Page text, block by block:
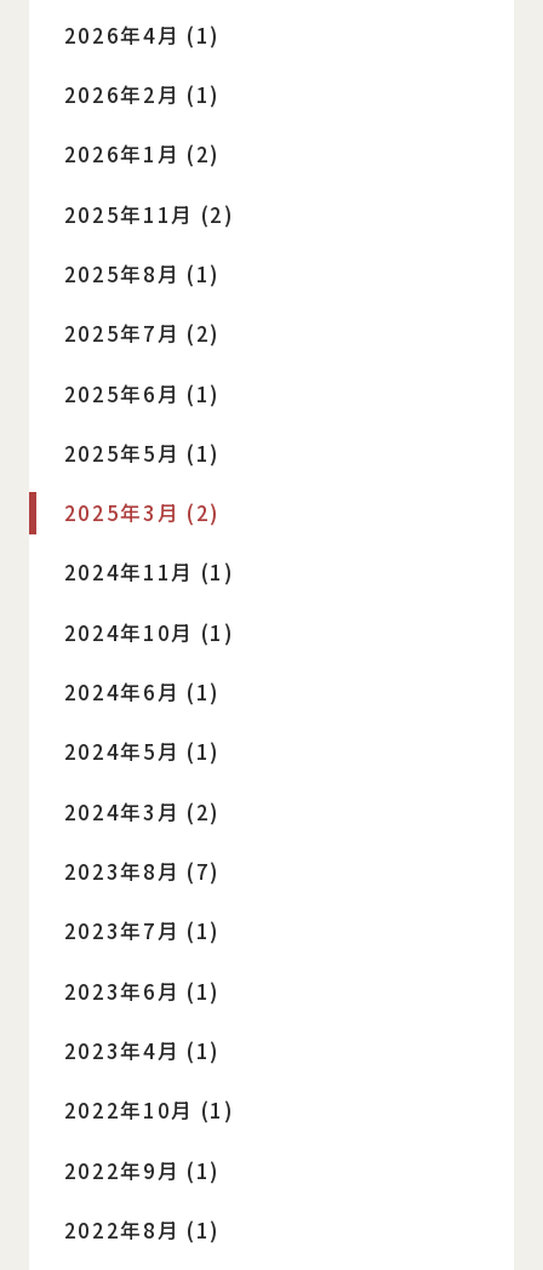
2026年4月 (1)
2026年2月 (1)
2026年1月 (2)
2025年11月 (2)
2025年8月 (1)
2025年7月 (2)
2025年6月 (1)
2025年5月 (1)
2025年3月 (2)
2024年11月 (1)
2024年10月 (1)
2024年6月 (1)
2024年5月 (1)
2024年3月 (2)
2023年8月 (7)
2023年7月 (1)
2023年6月 (1)
2023年4月 (1)
2022年10月 (1)
2022年9月 (1)
2022年8月 (1)